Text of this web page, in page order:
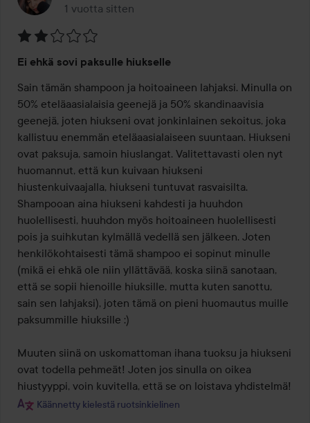
1 vuotta sitten
Viesti luotiin 1 vuotta sitten
2
/
5
Ei ehkä sovi paksulle hiukselle
Sain tämän shampoon ja hoitoaineen lahjaksi. Minulla on
50% eteläaasialaisia geenejä ja 50% skandinaavisia
geenejä, joten hiukseni ovat jonkinlainen sekoitus, joka
kallistuu enemmän eteläaasialaiseen suuntaan. Hiukseni
ovat paksuja, samoin hiuslangat. Valitettavasti olen nyt
huomannut, että kun kuivaan hiukseni
hiustenkuivaajalla, hiukseni tuntuvat rasvaisilta.
Shampooan aina hiukseni kahdesti ja huuhdon
huolellisesti, huuhdon myös hoitoaineen huolellisesti
pois ja suihkutan kylmällä vedellä sen jälkeen. Joten
henkilökohtaisesti tämä shampoo ei sopinut minulle
(mikä ei ehkä ole niin yllättävää, koska siinä sanotaan,
että se sopii hienoille hiuksille, mutta kuten sanottu,
sain sen lahjaksi), joten tämä on pieni huomautus muille
paksummille hiuksille :)
Muuten siinä on uskomattoman ihana tuoksu ja hiukseni
ovat todella pehmeät! Joten jos sinulla on oikea
hiustyyppi, voin kuvitella, että se on loistava yhdistelmä!
Käännetty kielestä ruotsinkielinen